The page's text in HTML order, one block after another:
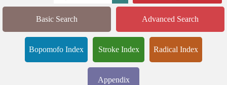
Basic Search Advanced Search
Bopomofo Index Stroke Index Radical Index
Appendix